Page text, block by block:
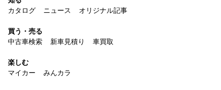
カタログ
ニュース オリジナル記事
買う・売る
中古車検索
新車見積り 車買取
楽しむ
マイカー
みんカラ